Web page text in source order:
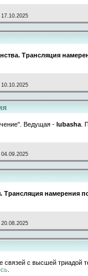
17.10.2025
Трансляция
10.10.2025
Ведущая - lubasha .
04.09.2025
Трансляция намерения
20.08.2025
связей с высшей триадой